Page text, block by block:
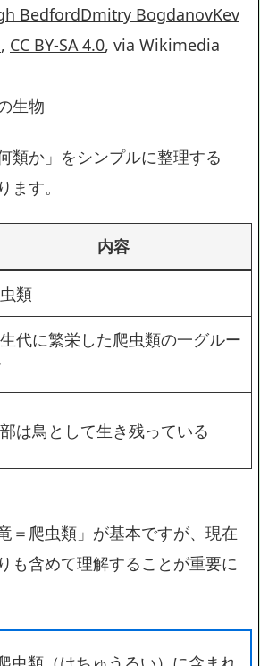
BedfordDmitry BogdanovKev
, CC BY-SA 4.0, via Wikimedia
生物
類か」をシンプルに整理する
ます。
内容
類
代に繁栄した爬虫類の一グルー
は鳥として生き残っている
＝爬虫類」が基本ですが、現在
も含めて理解することが重要に